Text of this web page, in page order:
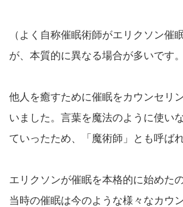
（よく自称催眠術師がエリクソン催
が、本質的に異なる場合が多いです。
他人を癒すために催眠をカウンセリ
いました。言葉を魔法のように使い
ていったため、「魔術師」とも呼ば
エリクソンが催眠を本格的に始めた
当時の催眠は今のような様々なカウ